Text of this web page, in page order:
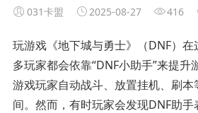
031卡盟 2025-08-27 416
玩游戏《地下城与勇士》（DNF）
多玩家都会依靠“DNF小助手”来提升
游戏玩家自动战斗、放置挂机、刷
间。然而，有时玩家会发现DNF助